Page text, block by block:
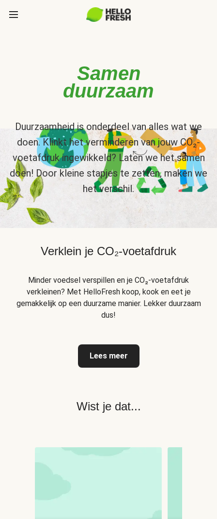
Samen
duurzaam
Duurzaamheid is onderdeel van alles wat we
doen. Klinkt het verminderen van jouw CO₂-
voetafdruk ingewikkeld? Laten we het samen
doen! Door kleine stapjes te zetten, maken we
het verschil.
Verklein je CO₂-voetafdruk
Minder voedsel verspillen en je CO₂-voetafdruk
verkleinen? Met HelloFresh koop, kook en eet je
gemakkelijk op een duurzame manier. Lekker duurzaam
dus!
Lees meer
Wist je dat...